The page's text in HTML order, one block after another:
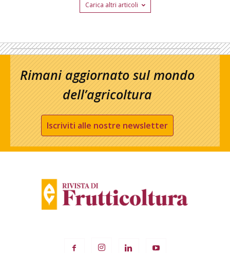
Carica altri articoli
Rimani aggiornato sul mondo
dell’agricoltura
Iscriviti alle nostre newsletter